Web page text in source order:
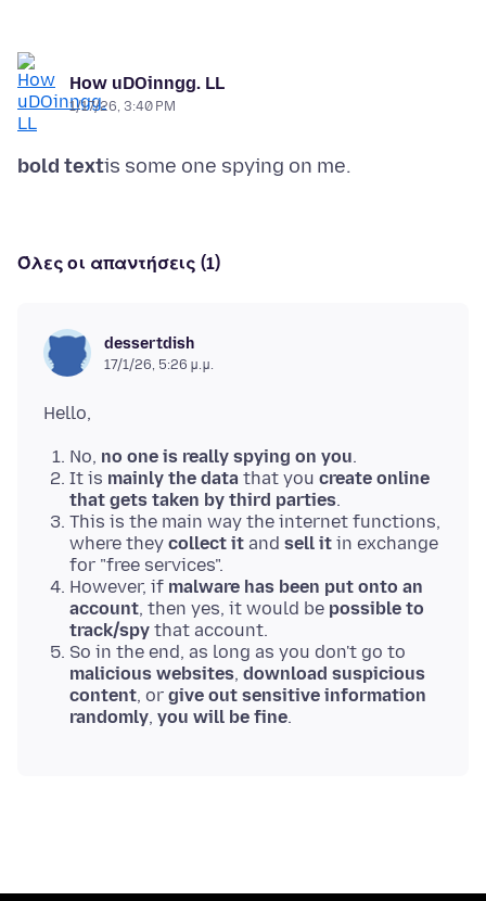
How uDOinngg. LL
1/17/26, 3:40 PM
bold text
Όλες οι απαντήσεις (1)
dessertdish
17/1/26, 5:26 μ.μ.
No, no one is really spying on you.
It is mainly the data that you create online
that gets taken by third parties.
This is the main way the internet functions,
where they collect it and sell it in exchange
for "free services".
However, if malware has been put onto an
account, then yes, it would be possible to
track/spy that account.
So in the end, as long as you don't go to
malicious websites, download suspicious
content, or give out sensitive information
randomly, you will be fine.